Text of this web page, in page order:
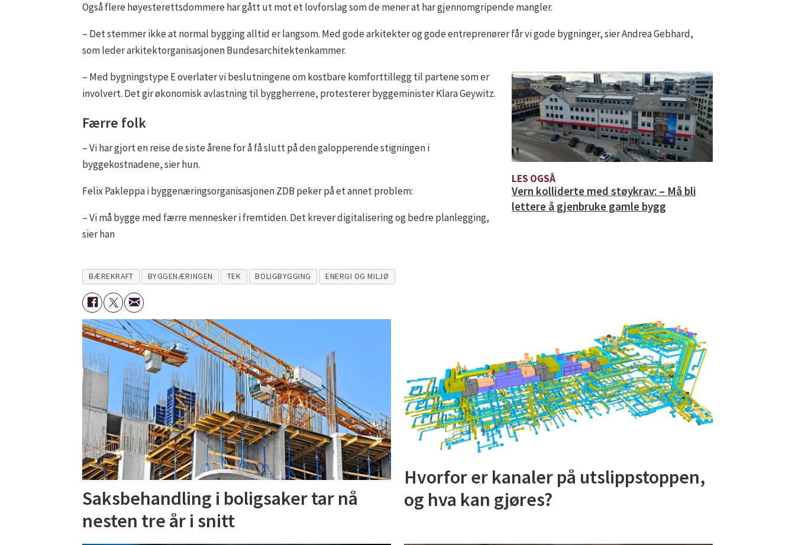
Også flere høyesterettsdommere har gått ut mot et lovforslag som de mener at har gjennomgripende mangler.
– Det stemmer ikke at normal bygging alltid er langsom. Med gode arkitekter og gode entreprenører får vi gode bygninger, sier Andrea Gebhard,
som leder arkitektorganisasjonen Bundesarchitektenkammer.
LES OGSÅ
Vern kolliderte med støykrav: – Må bli
lettere å gjenbruke gamle bygg
– Med bygningstype E overlater vi beslutningene om kostbare komforttillegg til partene som er
involvert. Det gir økonomisk avlastning til byggherrene, protesterer byggeminister Klara Geywitz.
Færre folk
– Vi har gjort en reise de siste årene for å få slutt på den galopperende stigningen i
byggekostnadene, sier hun.
Felix Pakleppa i byggenæringsorganisasjonen ZDB peker på et annet problem:
– Vi må bygge med færre mennesker i fremtiden. Det krever digitalisering og bedre planlegging,
sier han
BÆREKRAFT BYGGENÆRINGEN TEK BOLIGBYGGING ENERGI OG MILJØ
Saksbehandling i boligsaker tar nå
nesten tre år i snitt
Hvorfor er kanaler på utslippstoppen,
og hva kan gjøres?